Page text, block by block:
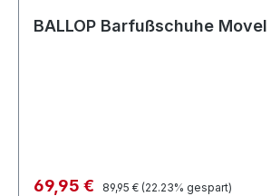
BALLOP Barfußschuhe
Verkaufspreis:
69,95 € Regulärer Preis:
89,95 € (22.23% gespart)